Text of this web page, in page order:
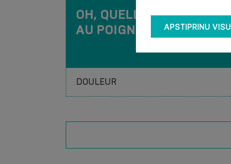
OH, QUELLE DOULEUR
AU POIGNET !
APSTIPRINU VISU